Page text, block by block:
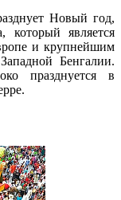
Новый год,
который является
и крупнейшим
Бенгалии.
празднуется в